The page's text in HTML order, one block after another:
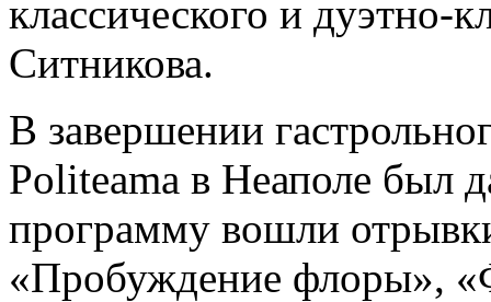
классического и дуэтно-
Ситникова.
В завершении
Politeama в Неаполе был
программу вошли
«Пробуждение флоры»,